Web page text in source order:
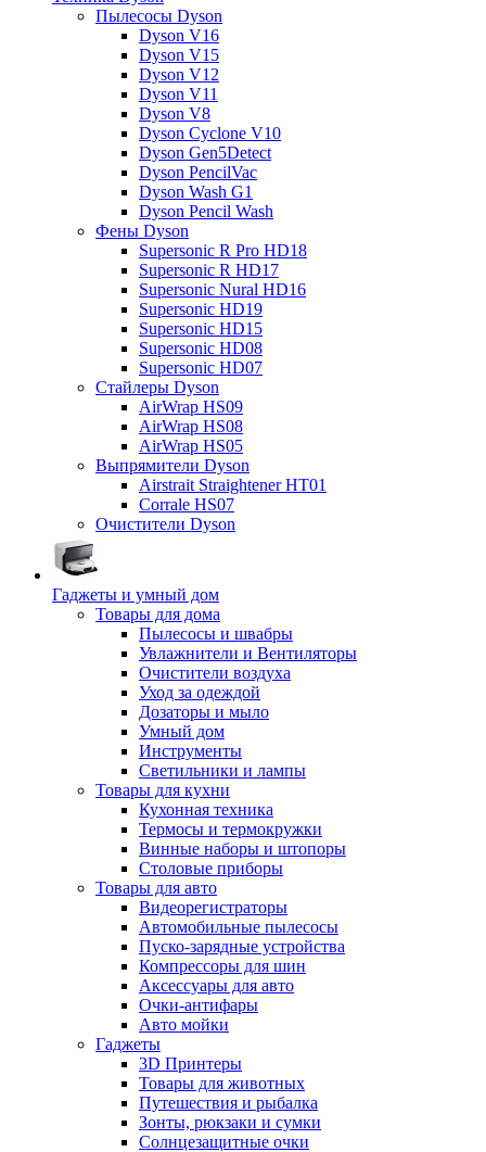
Пылесосы Dyson
Dyson V16
Dyson V15
Dyson V12
Dyson V11
Dyson V8
Dyson Cyclone V10
Dyson Gen5Detect
Dyson PencilVac
Dyson Wash G1
Dyson Pencil Wash
Фены Dyson
Supersonic R Pro HD18
Supersonic R HD17
Supersonic Nural HD16
Supersonic HD19
Supersonic HD15
Supersonic HD08
Supersonic HD07
Стайлеры Dyson
AirWrap HS09
AirWrap HS08
AirWrap HS05
Выпрямители Dyson
Airstrait Straightener HT01
Corrale HS07
Очистители Dyson
Гаджеты и умный дом
Товары для дома
Пылесосы и швабры
Увлажнители и Вентиляторы
Очистители воздуха
Уход за одеждой
Дозаторы и мыло
Умный дом
Инструменты
Светильники и лампы
Товары для кухни
Кухонная техника
Термосы и термокружки
Винные наборы и штопоры
Столовые приборы
Товары для авто
Видеорегистраторы
Автомобильные пылесосы
Пуско-зарядные устройства
Компрессоры для шин
Аксессуары для авто
Очки-антифары
Авто мойки
Гаджеты
3D Принтеры
Товары для животных
Путешествия и рыбалка
Зонты, рюкзаки и сумки
Солнцезащитные очки